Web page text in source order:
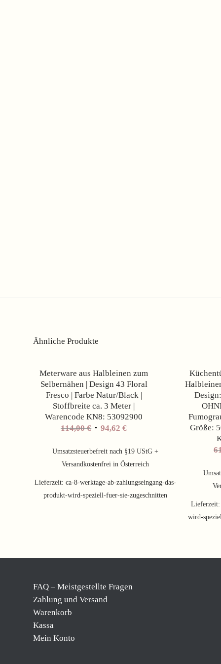
Ähnliche Produkte
Meterware aus Halbleinen zum
Selbernähen | Design 43 Floral
Fresco | Farbe Natur/Black |
Stoffbreite ca. 3 Meter |
Warencode KN8: 53092900
114,00€ Ursprünglicher
war:
114,00 €
94,62€Aktueller
ist:
94,62 €.
Umsatzsteuerbefreit nach §19 UStG +
Versandkostenfrei in Österreich
Lieferzeit:ca-8-werktage-ab-zahlungseingang-das-
produkt-wird-speziell-fuer-sie-zugeschnitten
Größe:
wird-
FAQ – Meistgestellte Fragen
Zahlung und Versand
Warenkorb
Kassa
Mein Konto